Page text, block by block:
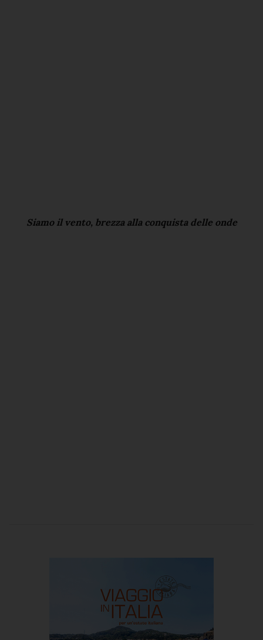
Siamo il vento, brezza alla conquista delle onde